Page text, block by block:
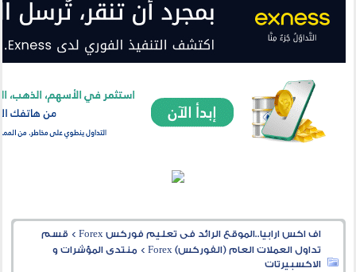
اف اكس ارابيا..الموقع الرائد فى تعليم فوركس Forex > قسم
تداول العملات العام (الفوركس) Forex
> منتدى المؤشرات و
الاكسبيرتات